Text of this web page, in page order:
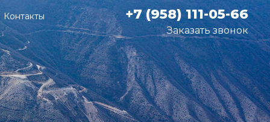
Контакты +7 (958) 111-05-66
Заказать звонок